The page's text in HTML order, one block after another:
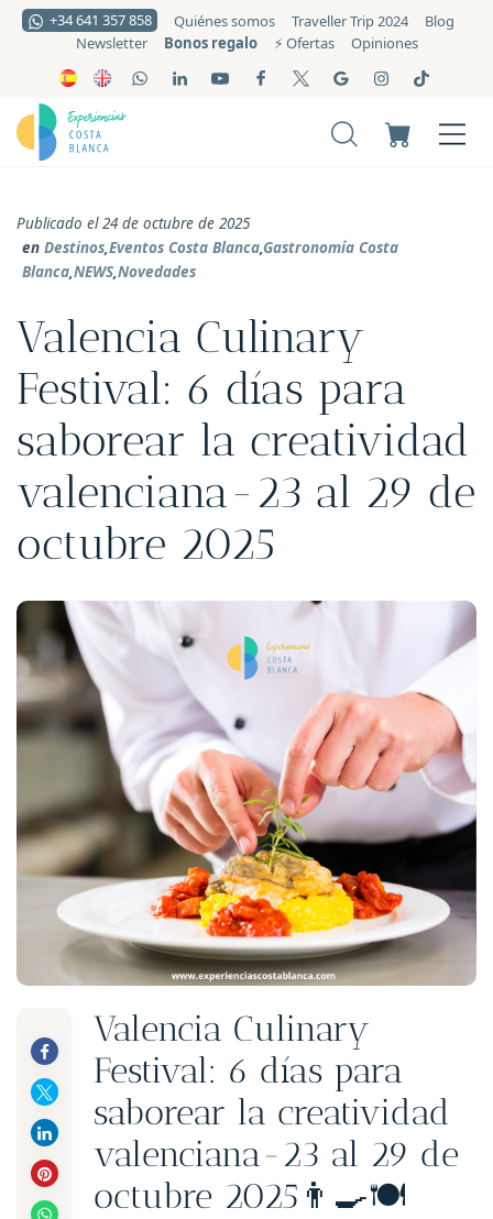
+34 641 357 858 Quiénes somos Traveller Trip 2024
Blog
Newsletter
Bonos regalo ⚡️ Ofertas Opiniones
Publicado el 24 de octubre de 2025
en Destinos,Eventos Costa Blanca,Gastronomía Costa
Blanca,NEWS,Novedades
Valencia Culinary
Festival: 6 días para
saborear la creatividad
valenciana-23 al 29 de
octubre 2025
Valencia Culinary
Festival: 6 días para
saborear la creatividad
valenciana-23 al 29 de
octubre 2025👨‍🍳🍽️